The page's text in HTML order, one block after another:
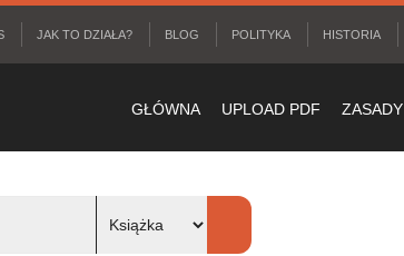
JAK TO DZIAŁA? BLOG POLITYKA HISTORIA
GŁÓWNA UPLOAD PDF ZASADY